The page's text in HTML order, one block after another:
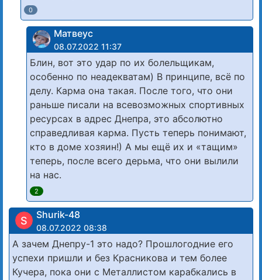
0
Матвеус
08.07.2022 11:37
Блин, вот это удар по их болельщикам,
особенно по неадекватам) В принципе, всё по
делу. Карма она такая. После того, что они
раньше писали на всевозможных спортивных
ресурсах в адрес Днепра, это абсолютно
справедливая карма. Пусть теперь понимают,
кто в доме хозяин!) А мы ещё их и «тащим»
теперь, после всего дерьма, что они вылили
на нас.
2
S Shurik-48
08.07.2022 08:38
А зачем Днепру-1 это надо? Прошлогодние его
успехи пришли и без Красникова и тем более
Кучера, пока они с Металлистом карабкались в